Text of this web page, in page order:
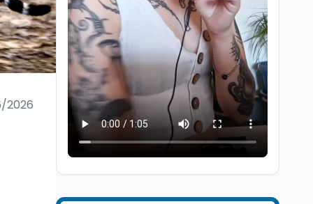
2026
9 ago
Livio Berruti, addio
all'oro olimpico dei 200
metri, eroe alle
olimpiadi di Roma 1960.
Editoriali 9 ago
Si è spento a 90 anni
l'autore, nel 1968, del
Mondo9 ago